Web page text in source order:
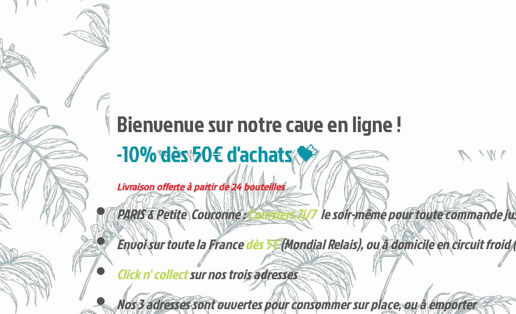
Bienvenue sur notre cave en ligne !
-10% dès 50€ d'achats 💝
Livraison offerte à partir de 24 bouteilles
PARIS & Petite Couronne :Coursiers 7j/7le soir-même pour toute commande
Envoi sur toute la Francedès 5€(Mondial Relais), ou à domicile en circuit froid
Click n' collectsur nos trois adresses
Nos 3 adresses sont ouvertes pour consommer sur place, ou à emporter